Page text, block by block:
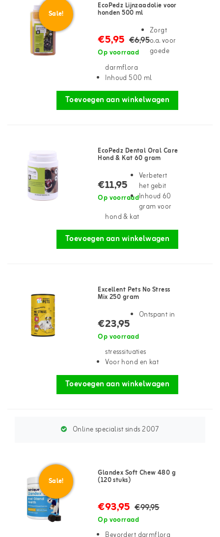
Sale!
EcoPedz Lijnzaadolie voor
honden 500 ml
€5,95 €6,95
Op voorraad
Zorgt
o.a. voor
goede
darmflora
Inhoud 500 ml
Toevoegen aan winkelwagen
EcoPedz Dental Oral Care
Hond & Kat 60 gram
€11,95
Op voorraad
Verbetert
het gebit
Inhoud 60
gram voor
hond & kat
Toevoegen aan winkelwagen
Excellent Pets No Stress
Mix 250 gram
€23,95
Op voorraad
Ontspant in
stresssituaties
Voor hond en kat
Toevoegen aan winkelwagen
Online specialist sinds 2007
Sale!
Glandex Soft Chew 480 g
(120 stuks)
€93,95 €99,95
Op voorraad